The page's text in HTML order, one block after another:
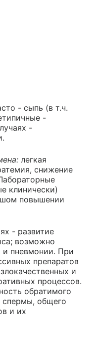
- сыпь (в т.ч.
-
-
легкая
снижение
клинически)
повышении
- развитие
возможно
и пневмонии. При
препаратов
и
процессов.
обратимого
спермы, общего
и их